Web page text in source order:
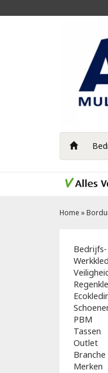
Home »
PBM
Tassen
Outlet
Branche
Merken